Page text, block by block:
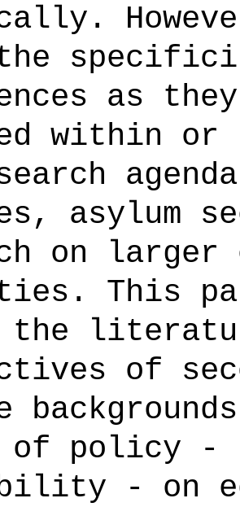
the
as
within
asylum
on larger
This
the
of
of policy -
- on